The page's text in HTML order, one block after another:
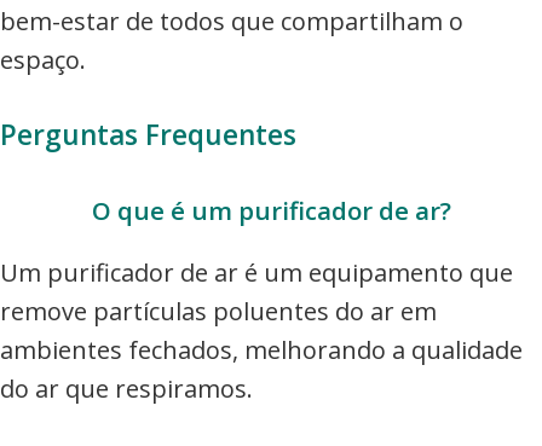
bem-estar de todos que compartilham o
espaço.
Perguntas Frequentes
O que é um purificador de ar?
Um purificador de ar é um equipamento que
remove partículas poluentes do ar em
ambientes fechados, melhorando a qualidade
do ar que respiramos.